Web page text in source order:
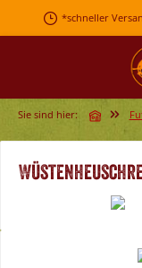
Zum Hauptinhalt
*schneller
Sie sind hier:
Bildergalerie